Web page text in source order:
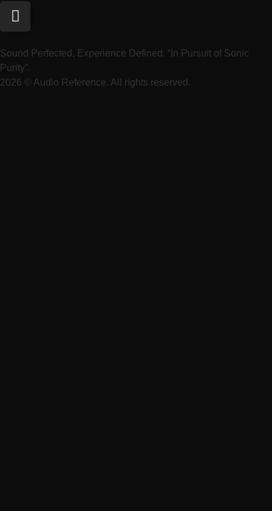
Sound Perfected, Experience Defined. “In Pursuit of Sonic
Purity”.
2026 © Audio Reference. All rights reserved.